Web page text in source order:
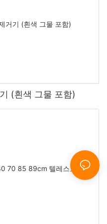
(흰색 그물 포함)